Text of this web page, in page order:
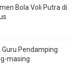
Bola Voli Putra di
Pendamping
masing